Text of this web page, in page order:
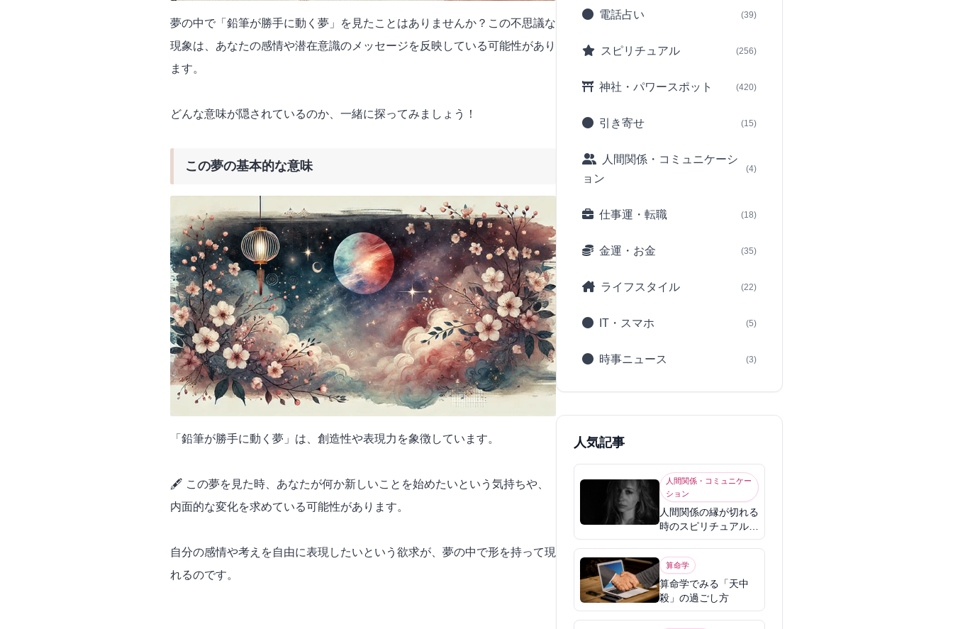
夢の中で「鉛筆が勝手に動く夢」を見たことはありませんか？この不思議な
現象は、あなたの感情や潜在意識のメッセージを反映している可能性があり
ます。
どんな意味が隠されているのか、一緒に探ってみましょう！
この夢の基本的な意味
「鉛筆が勝手に動く夢」は、創造性や表現力を象徴しています。
🖋️ この夢を見た時、あなたが何か新しいことを始めたいという気持ちや、
内面的な変化を求めている可能性があります。
自分の感情や考えを自由に表現したいという欲求が、夢の中で形を持って現
れるのです。
電話占い (39)
スピリチュアル (256)
神社・パワースポット (420)
引き寄せ (15)
人間関係・コミュニケーシ
ョン
(4)
仕事運・転職 (18)
金運・お金 (35)
ライフスタイル (22)
IT・スマホ (5)
時事ニュース (3)
人気記事
人間関係・コミュニケー
ション
人間関係の縁が切れる
時のスピリチュアル意
味
算命学
算命学でみる「天中
殺」の過ごし方